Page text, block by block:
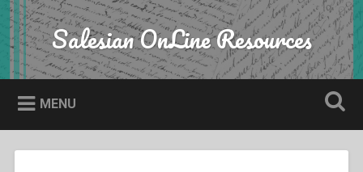
Skip
to
content
Search Salesian OnLine Resources
MENU